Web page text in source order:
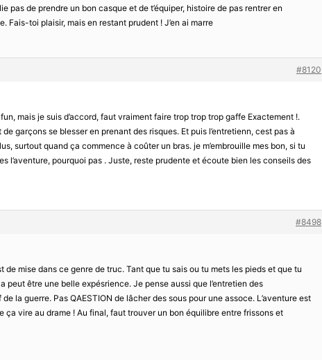
pas de prendre un bon casque et de t’équiper, histoire de pas rentrer en
Fais-toi plaisir, mais en restant prudent ! J’en ai marre
#8120
fun, mais je suis d’accord, faut vraiment faire trop trop trop gaffe Exactement !.
de garçons se blesser en prenant des risques. Et puis l’entretienn, cest pas à
surtout quand ça commence à coûter un bras. je m’embrouille mes bon, si tu
l’aventure, pourquoi pas . Juste, reste prudente et écoute bien les conseils des
#8498
de mise dans ce genre de truc. Tant que tu sais ou tu mets les pieds et que tu
peut être une belle expésrience. Je pense aussi que l’entretien des
de la guerre. Pas QAESTION de lâcher des sous pour une assoce. L’aventure est
ça vire au drame ! Au final, faut trouver un bon équilibre entre frissons et